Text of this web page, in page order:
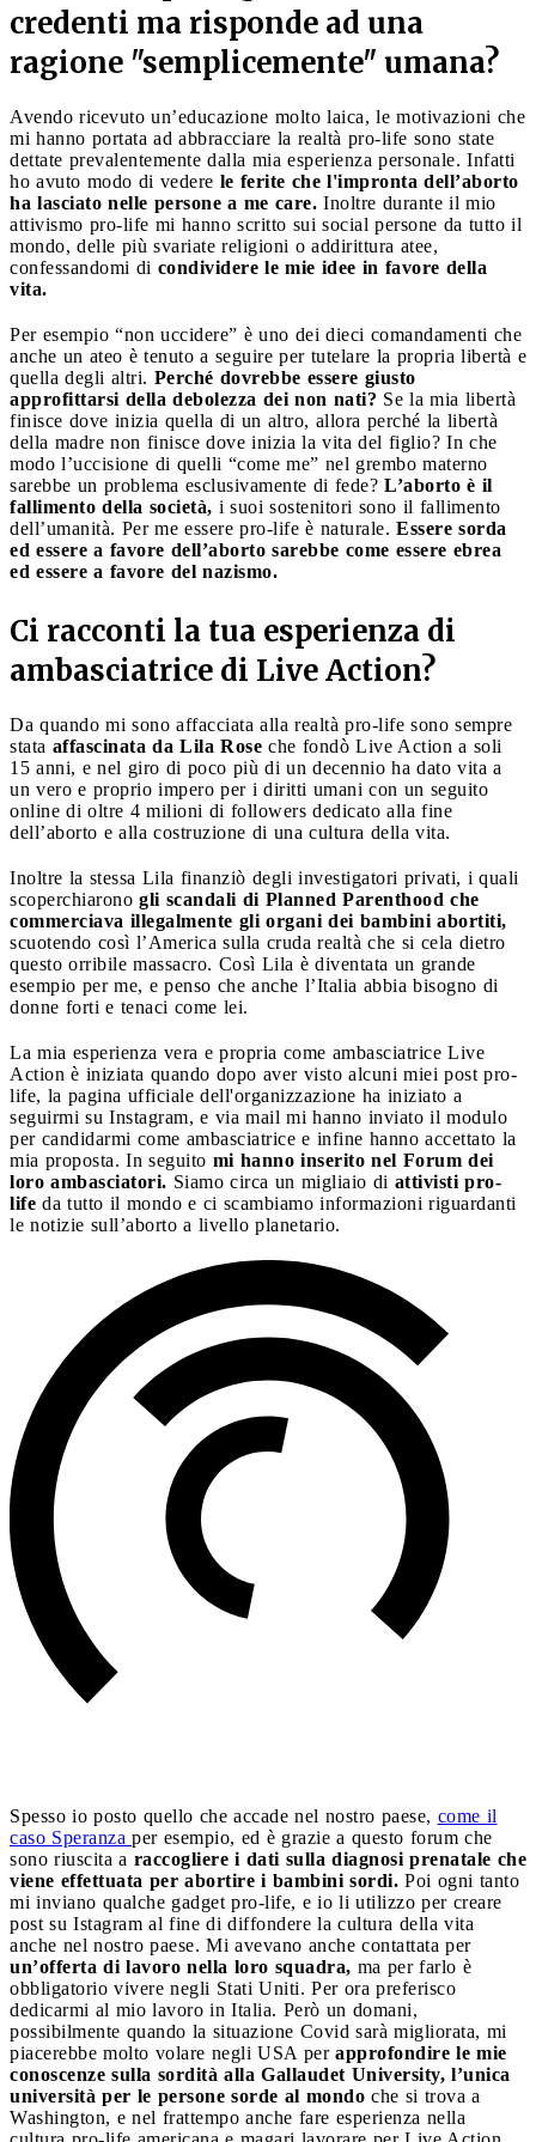
credenti ma risponde ad una
ragione "semplicemente" umana?
Avendo ricevuto un’educazione molto laica, le motivazioni che
mi hanno portata ad abbracciare la realtà pro-life sono state
dettate prevalentemente dalla mia esperienza personale. Infatti
ho avuto modo di vedere le ferite che l'impronta dell’aborto
ha lasciato nelle persone a me care. Inoltre durante il mio
attivismo pro-life mi hanno scritto sui social persone da tutto il
mondo, delle più svariate religioni o addirittura atee,
confessandomi di condividere le mie idee in favore della
vita.
Per esempio “non uccidere” è uno dei dieci comandamenti che
anche un ateo è tenuto a seguire per tutelare la propria libertà e
quella degli altri. Perché dovrebbe essere giusto
approfittarsi della debolezza dei non nati? Se la mia libertà
finisce dove inizia quella di un altro, allora perché la libertà
della madre non finisce dove inizia la vita del figlio? In che
modo l’uccisione di quelli “come me” nel grembo materno
sarebbe un problema esclusivamente di fede? L’aborto è il
fallimento della società, i suoi sostenitori sono il fallimento
dell’umanità. Per me essere pro-life è naturale. Essere sorda
ed essere a favore dell’aborto sarebbe come essere ebrea
ed essere a favore del nazismo.
Ci racconti la tua esperienza di
ambasciatrice di Live Action?
Da quando mi sono affacciata alla realtà pro-life sono sempre
stata affascinata da Lila Rose che fondò Live Action a soli
15 anni, e nel giro di poco più di un decennio ha dato vita a
un vero e proprio impero per i diritti umani con un seguito
online di oltre 4 milioni di followers dedicato alla fine
dell’aborto e alla costruzione di una cultura della vita.
Inoltre la stessa Lila finanziò degli investigatori privati, i quali
scoperchiarono gli scandali di Planned Parenthood che
commerciava illegalmente gli organi dei bambini abortiti,
scuotendo così l’America sulla cruda realtà che si cela dietro
questo orribile massacro. Così Lila è diventata un grande
esempio per me, e penso che anche l’Italia abbia bisogno di
donne forti e tenaci come lei.
La mia esperienza vera e propria come ambasciatrice Live
Action è iniziata quando dopo aver visto alcuni miei post pro-
life, la pagina ufficiale dell'organizzazione ha iniziato a
seguirmi su Instagram, e via mail mi hanno inviato il modulo
per candidarmi come ambasciatrice e infine hanno accettato la
mia proposta. In seguito mi hanno inserito nel Forum dei
loro ambasciatori. Siamo circa un migliaio di attivisti pro-
life da tutto il mondo e ci scambiamo informazioni riguardanti
le notizie sull’aborto a livello planetario.
Spesso io posto quello che accade nel nostro paese, come il
caso Speranza per esempio, ed è grazie a questo forum che
sono riuscita a raccogliere i dati sulla diagnosi prenatale che
viene effettuata per abortire i bambini sordi. Poi ogni tanto
mi inviano qualche gadget pro-life, e io li utilizzo per creare
post su Istagram al fine di diffondere la cultura della vita
anche nel nostro paese. Mi avevano anche contattata per
un’offerta di lavoro nella loro squadra, ma per farlo è
obbligatorio vivere negli Stati Uniti. Per ora preferisco
dedicarmi al mio lavoro in Italia. Però un domani,
possibilmente quando la situazione Covid sarà migliorata, mi
piacerebbe molto volare negli USA per approfondire le mie
conoscenze sulla sordità alla Gallaudet University, l’unica
università per le persone sorde al mondo che si trova a
Washington, e nel frattempo anche fare esperienza nella